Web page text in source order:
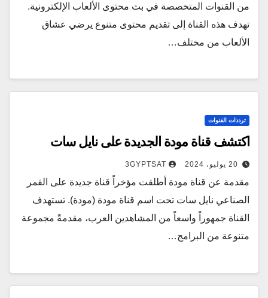
من القنوات المتخصصة في بث محتوى الألعاب الإلكترونية.
تهدف هذه القناة إلى تقديم محتوى متنوع يرضي عشاق
الألعاب من مختلف…
ترددات القنوات
اكتشف قناة مودة الجديدة على نايل سات
20 يوليو، 2024 3GYPTSAT
مقدمة عن قناة مودة أطلقت مؤخراً قناة جديدة على القمر
الصناعي نايل سات تحت اسم قناة مودة (مودة). تستهدف
القناة جمهوراً واسعاً من المشاهدين العرب، مقدمةً مجموعة
متنوعة من البرامج…